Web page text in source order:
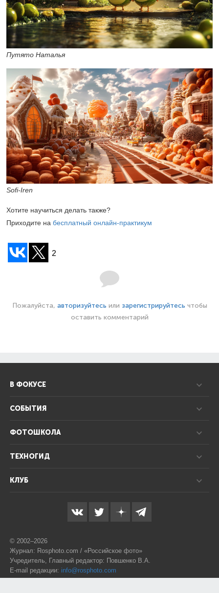
Путято Наталья
Sofi-Iren
Хотите научиться делать также?
Приходите на бесплатный онлайн-практикум
2
Пожалуйста, авторизуйтесь или зарегистрируйтесь чтобы
оставить комментарий
В ФОКУСЕ
СОБЫТИЯ
ФОТОШКОЛА
ТЕХНОГИД
КЛУБ
© 2002–2026
Журнал: Rosphoto.com / «Российское фото»
Учредитель, Главный редактор: Повшенко В.А.
E-mail редакции: info@rosphoto.com